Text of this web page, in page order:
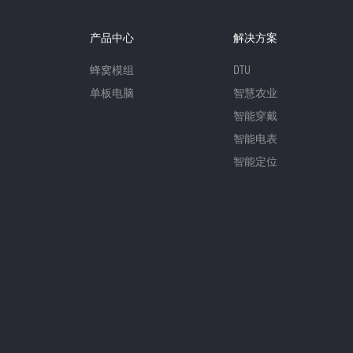
产品中心
蜂窝模组
单板电脑
解决方案
DTU
智慧农业
智能穿戴
智能电表
智能定位